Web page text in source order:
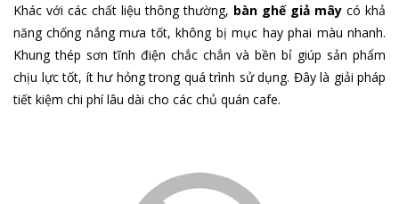
Khác với các chất liệu thông thường, bàn ghế giả mây có khả
năng chống nắng mưa tốt, không bị mục hay phai màu nhanh.
Khung thép sơn tĩnh điện chắc chắn và bền bỉ giúp sản phẩm
chịu lực tốt, ít hư hỏng trong quá trình sử dụng. Đây là giải pháp
tiết kiệm chi phí lâu dài cho các chủ quán cafe.